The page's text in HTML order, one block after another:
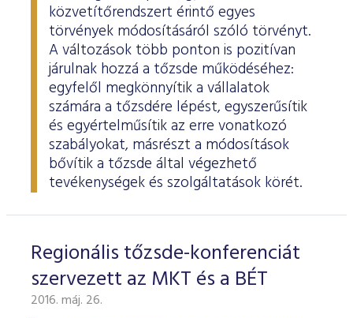
ESG Útmutató
közvetítőrendszert érintő egyes
törvények módosításáról szóló törvényt.
A változások több ponton is pozitívan
járulnak hozzá a tőzsde működéséhez:
egyfelől megkönnyítik a vállalatok
számára a tőzsdére lépést, egyszerűsítik
és egyértelműsítik az erre vonatkozó
szabályokat, másrészt a módosítások
bővítik a tőzsde által végezhető
tevékenységek és szolgáltatások körét.
Regionális tőzsde-konferenciát
szervezett az MKT és a BÉT
2016. máj. 26.